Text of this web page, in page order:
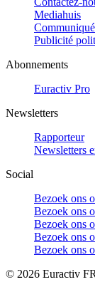
Mediahuis
Publicité
Abonnements
Euractiv Pro
Newsletters
Rapporteur
Newsletters
Social
Bezoek ons
Bezoek ons
Bezoek ons
Bezoek ons
Bezoek ons
© 2026 Euractiv